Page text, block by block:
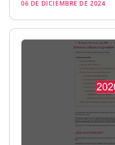
06 DE DICIEMBRE DE 2024